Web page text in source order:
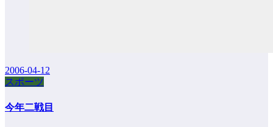
2006-04-12
スポーツ
今年二戦目